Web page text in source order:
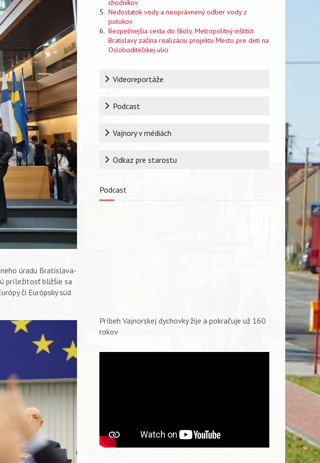
úradu Bratislava-
príležitosť bližšie sa
či Európsky súd
chodníkov
Nedostatok vody a neoprávnený odber vody z
potokov
Bezpečnejšia cesta do školy. Metropolitný inštitút
Bratislavy začína realizáciu projektu Mesto pre deti na
Osloboditeľskej ulici
RubrikaVideoreportáže
Podcast
Vajnory v médiách
Odkaz pre starostu
Podcast
Príbeh Vajnorskej dychovky žije a pokračuje už 160
rokov